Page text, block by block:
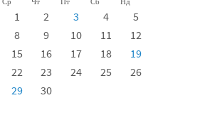
1 2 3 4
5
8 9 10 11
12
15 16 17 18
19
22 23 24 25
26
29
30